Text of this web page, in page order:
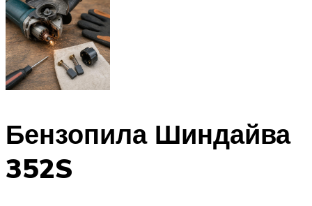
Бензопила Шиндайва
352S